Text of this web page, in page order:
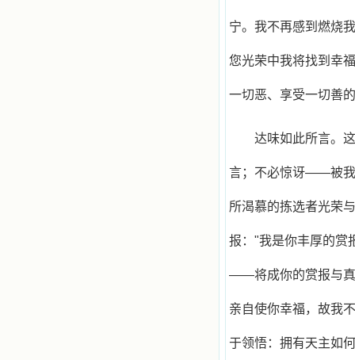
宁。我不再感到燃烧
您光荣中我将找到幸
一切恶、享受一切善
达味如此所言。
言；不必惊讶——被我
所渴慕的拣选者光荣
报："我是你丰厚的
——将成你的赏报与真
亲自使你幸福，故我
于领悟：拥有天主如